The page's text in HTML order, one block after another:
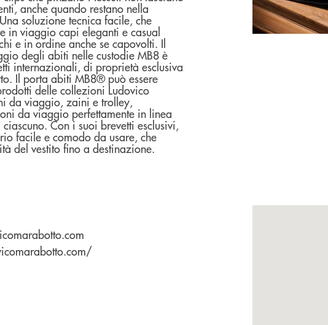
anche quando restano nella
soluzione tecnica facile, che
in viaggio capi eleganti e casual
e in ordine anche se capovolti. Il
degli abiti nelle custodie MB8 è
internazionali, di proprietà esclusiva
Il porta abiti MB8® può essere
delle collezioni Ludovico
da viaggio, zaini e trolley,
da viaggio perfettamente in linea
Con i suoi brevetti esclusivi,
facile e comodo da usare, che
del vestito fino a destinazione.